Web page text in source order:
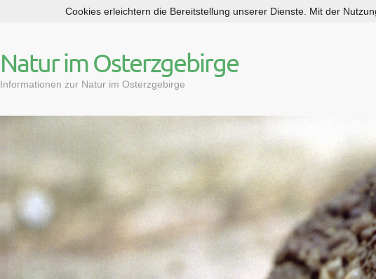
p
t
c
Natur im Osterzgebirge
Informationen zur Natur im Osterzgebirge
Cookies erleichtern die Bereitstellung unserer Dienste. Mit der